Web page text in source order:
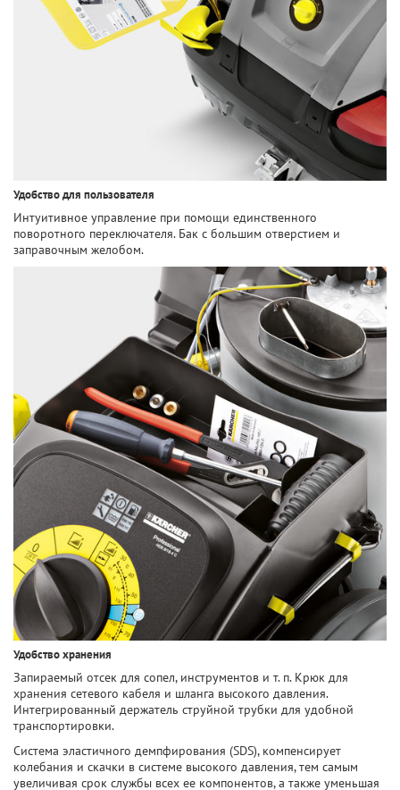
Удобство для пользователя
Интуитивное управление при помощи единственного
поворотного переключателя. Бак с большим отверстием и
заправочным желобом.
Удобство хранения
Запираемый отсек для сопел, инструментов и т. п. Крюк для
хранения сетевого кабеля и шланга высокого давления.
Интегрированный держатель струйной трубки для удобной
транспортировки.
Система эластичного демпфирования (SDS), компенсирует
колебания и скачки в системе высокого давления, тем самым
увеличивая срок службы всех ее компонентов, а также уменьшая